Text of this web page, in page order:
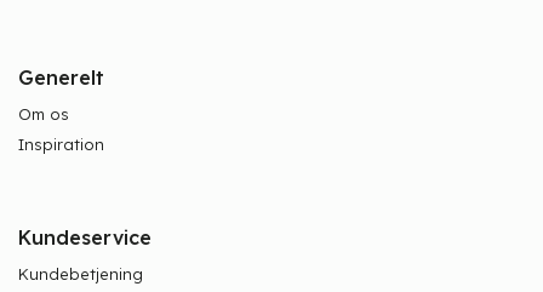
Generelt
Om os
Inspiration
Kundeservice
Kundebetjening